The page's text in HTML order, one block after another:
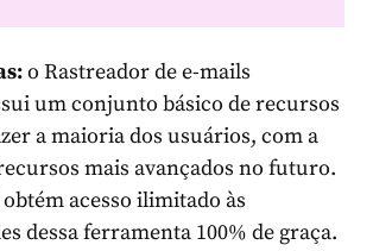
o Rastreador de e-mails
um conjunto básico de recursos
a maioria dos usuários, com a
mais avançados no futuro.
acesso ilimitado às
dessa ferramenta 100% de graça.